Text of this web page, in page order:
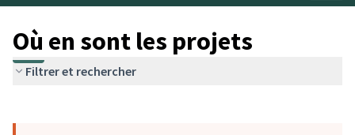
Où en sont les projets
Filtrer et rechercher